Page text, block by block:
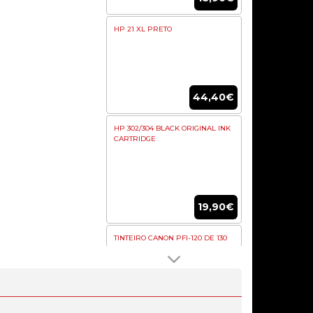
HP 21 XL PRETO
44,40€
HP 302/304 BLACK ORIGINAL INK
CARTRIDGE
19,90€
TINTEIRO CANON PFI-120 DE 130